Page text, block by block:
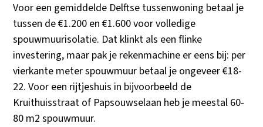
Voor een gemiddelde Delftse tussenwoning betaal je
tussen de €1.200 en €1.600 voor volledige
spouwmuurisolatie. Dat klinkt als een flinke
investering, maar pak je rekenmachine er eens bij: per
vierkante meter spouwmuur betaal je ongeveer €18-
22. Voor een rijtjeshuis in bijvoorbeeld de
Kruithuisstraat of Papsouwselaan heb je meestal 60-
80 m2 spouwmuur.